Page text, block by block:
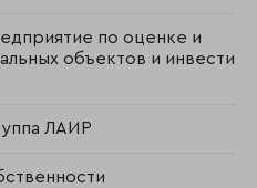
по оценке и
объектов и
ЛАИР